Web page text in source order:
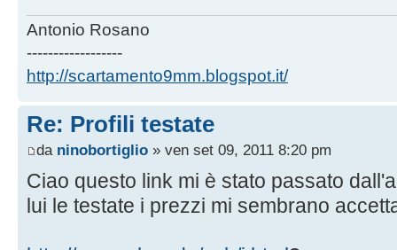
Antonio Rosano
------------------
http://scartamento9mm.blogspot.it/
Re: Profili testate
da ninobortiglio » ven set 09, 2011 8:20 pm
Ciao questo link mi è stato passato
lui le testate i prezzi mi sembrano